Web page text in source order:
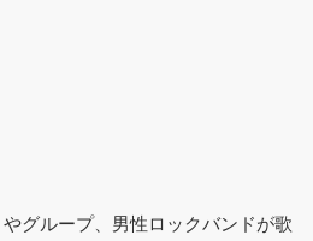
グループ、男性ロックバンドが歌